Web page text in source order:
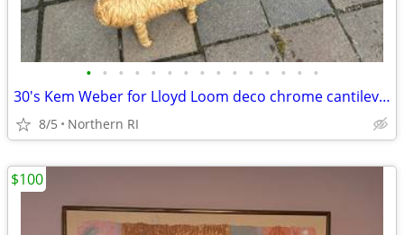
• • • • • • • • • • • • • • •
30's Kem Weber for Lloyd Loom deco chrome cantilever lounge chair A441
8/5 Northern RI
$100